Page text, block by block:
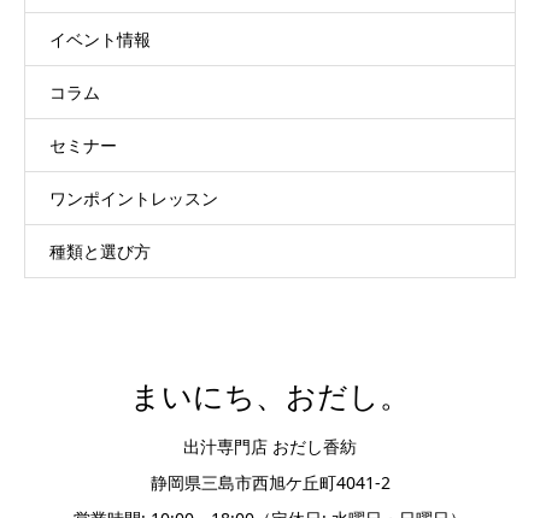
イベント情報
コラム
セミナー
ワンポイントレッスン
種類と選び方
まいにち、おだし。
出汁専門店 おだし香紡
静岡県三島市西旭ケ丘町4041-2